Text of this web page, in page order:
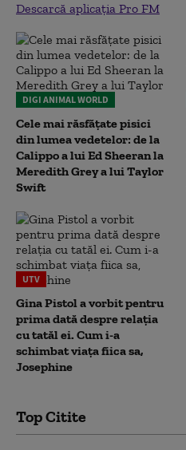
Descarcă aplicația Pro FM
DIGI ANIMAL WORLD
Cele mai răsfățate pisici
din lumea vedetelor: de la
Calippo a lui Ed Sheeran la
Meredith Grey a lui Taylor
Swift
UTV
Gina Pistol a vorbit pentru
prima dată despre relația
cu tatăl ei. Cum i-a
schimbat viața fiica sa,
Josephine
Top Citite